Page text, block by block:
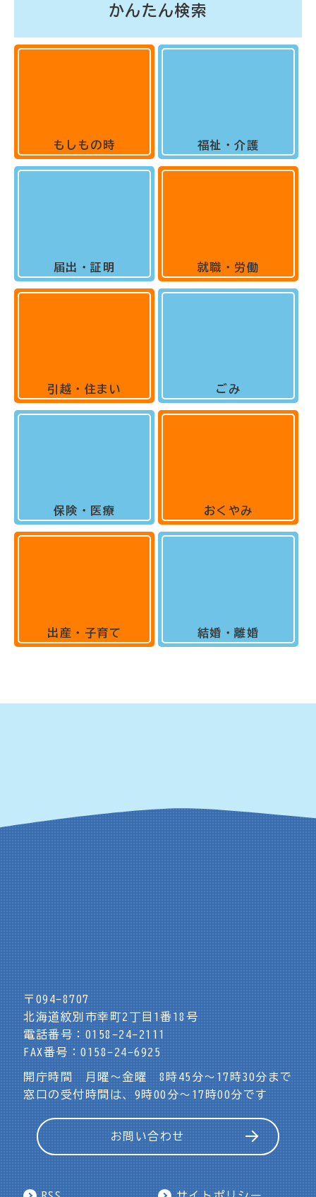
かんたん検索
もしもの時
届出・証明
引越・住まい
保険・医療
出産・子育て
福祉・介護
就職・労働
ごみ
おくやみ
結婚・離婚
〒094-8707
北海道紋別市幸町2丁目1番18号
電話番号：0158-24-2111
FAX番号：0158-24-6925
開庁時間 月曜～金曜 8時45分～17時30分まで
窓口の受付時間は、9時00分～17時00分です
お問い合わせ